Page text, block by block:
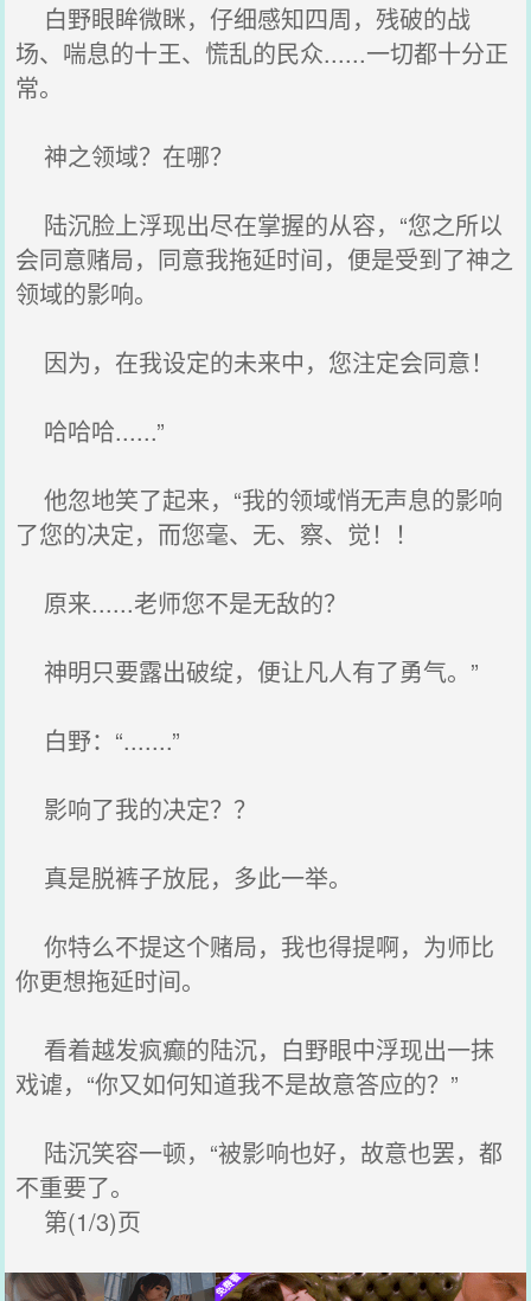
白野眼眸微眯，仔细感知四周，残破的战
场、喘息的十王、慌乱的民众......一切都十分正
常。
神之领域？在哪？
陆沉脸上浮现出尽在掌握的从容，“您之所以
会同意赌局，同意我拖延时间，便是受到了神之
领域的影响。
因为，在我设定的未来中，您注定会同意！
哈哈哈......”
他忽地笑了起来，“我的领域悄无声息的影响
了您的决定，而您毫、无、察、觉！！
原来......老师您不是无敌的？
神明只要露出破绽，便让凡人有了勇气。”
白野：“.......”
影响了我的决定？？
真是脱裤子放屁，多此一举。
你特么不提这个赌局，我也得提啊，为师比
你更想拖延时间。
看着越发疯癫的陆沉，白野眼中浮现出一抹
戏谑，“你又如何知道我不是故意答应的？”
陆沉笑容一顿，“被影响也好，故意也罢，都
不重要了。
第(1/3)页